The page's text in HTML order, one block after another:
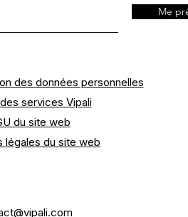
des données personnelles
services Vipali
du site web
légales du site web
Me